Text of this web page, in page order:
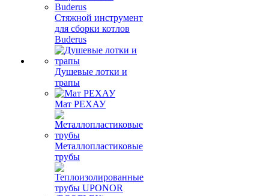
Стяжной инструмент
для сборки котлов
Buderus
Душевые лотки и
трапы
Мат РЕХАУ
Металлопластиковые
трубы